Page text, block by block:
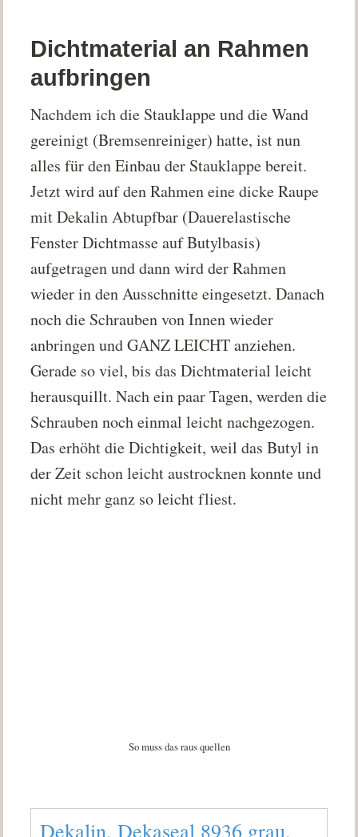
Dichtmaterial an Rahmen
aufbringen
Nachdem ich die Stauklappe und die Wand
gereinigt (Bremsenreiniger) hatte, ist nun
alles für den Einbau der Stauklappe bereit.
Jetzt wird auf den Rahmen eine dicke Raupe
mit Dekalin Abtupfbar (Dauerelastische
Fenster Dichtmasse auf Butylbasis)
aufgetragen und dann wird der Rahmen
wieder in den Ausschnitte eingesetzt. Danach
noch die Schrauben von Innen wieder
anbringen und GANZ LEICHT anziehen.
Gerade so viel, bis das Dichtmaterial leicht
herausquillt. Nach ein paar Tagen, werden die
Schrauben noch einmal leicht nachgezogen.
Das erhöht die Dichtigkeit, weil das Butyl in
der Zeit schon leicht austrocknen konnte und
nicht mehr ganz so leicht fliest.
So muss das raus quellen
Dekalin, Dekaseal 8936 grau,